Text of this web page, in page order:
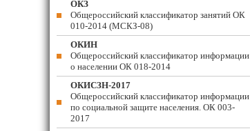
ОКЗ
Общероссийский классификатор занятий ОК
010-2014 (МСКЗ-08)
ОКИН
Общероссийский классификатор информации
о населении ОК 018-2014
ОКИСЗН-2017
Общероссийский классификатор информации
по социальной защите населения. ОК 003-
2017